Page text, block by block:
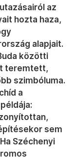
az
hozta haza,
alapjait.
közötti
teremtett,
szimbóluma.
a
sem
Széchenyi